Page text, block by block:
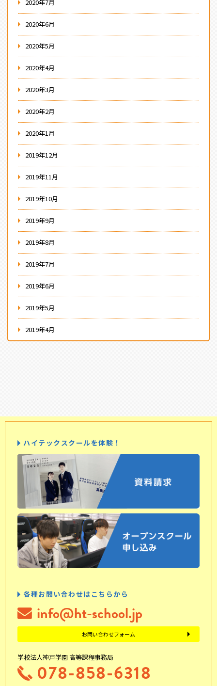
2020年7月
2020年6月
2020年5月
2020年4月
2020年3月
2020年2月
2020年1月
2019年12月
2019年11月
2019年10月
2019年9月
2019年8月
2019年7月
2019年6月
2019年5月
2019年4月
ハイテックスクールを体験！
各種お問い合わせはこちらから
info@ht-school.jp
お問い合わせフォーム
学校法人神戸学園 高等課程事務局
078-858-6318